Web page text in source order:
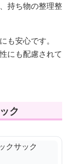
持ち物の整理整
も安心です。
にも配慮されて
ク